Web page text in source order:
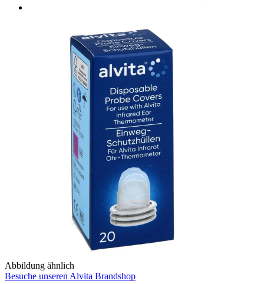
Abbildung ähnlich
Besuche unseren Alvita Brandshop